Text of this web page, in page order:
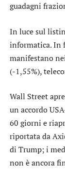
guadagni
In luce sul
informatica. In
manifestano
(-1,55%),
Wall Street
un accordo
60 giorni e
riportata da
di Trump; i
non è ancora